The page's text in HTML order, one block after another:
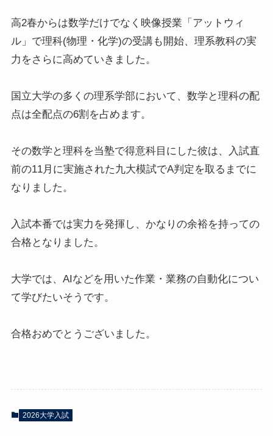
高2春からは数学だけでなく映像授業「アットウィ
ル」で理科(物理・化学)の受講も開始、理系教科の実
力をさらに高めていきました。
国立大学の多くの理系学部において、数学と理科の配
点は全配点の6割を占めます。
その数学と理科を当塾で得意科目にした彼は、入試直
前の11月に実施された九大模試でA判定を取るまでに
なりました。
入試本番では実力を発揮し、かなりの余裕を持っての
合格となりました。
大学では、AIなどを用いた作業・業務の自動化につい
て学びたいそうです。
合格おめでとうございました。
2026大学入試